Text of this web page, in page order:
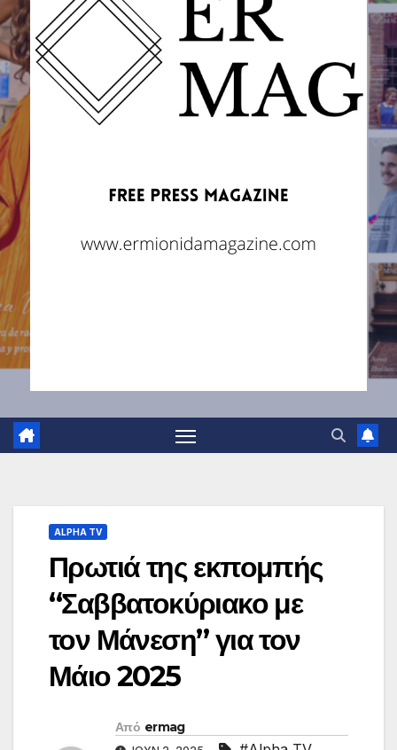
ALPHA TV
Πρωτιά της εκπομπής
“Σαββατοκύριακο με
τον Μάνεση” για τον
Μάιο 2025
Από ermag